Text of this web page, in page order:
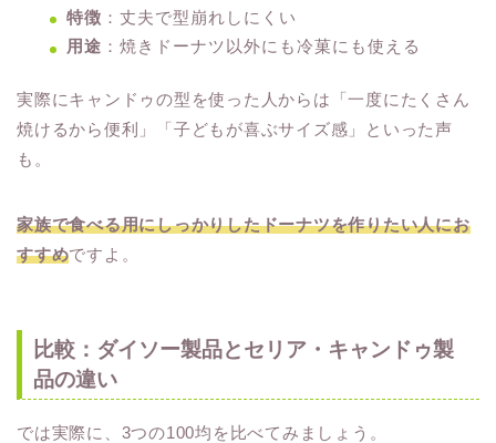
特徴 ：丈夫で型崩れしにくい
用途 ：焼きドーナツ以外にも冷菓にも使える
実際にキャンドゥの型を使った人からは「一度にたくさん
焼けるから便利」「子どもが喜ぶサイズ感」といった声
も。
家族で食べる用にしっかりしたドーナツを作りたい人にお
すすめですよ。
比較：ダイソー製品とセリア・キャンドゥ製
品の違い
では実際に、3つの100均を比べてみましょう。